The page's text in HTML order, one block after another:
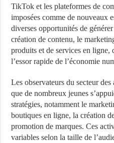
TikTok et les plateformes de
imposées comme de nouveaux
diverses opportunités de
création de contenu, le
produits et de services en ligne,
l’essor rapide de l’économie
Les observateurs du secteur
que de nombreux jeunes
stratégies, notamment le
boutiques en ligne, la création
promotion de marques. Ces
variables selon la taille de